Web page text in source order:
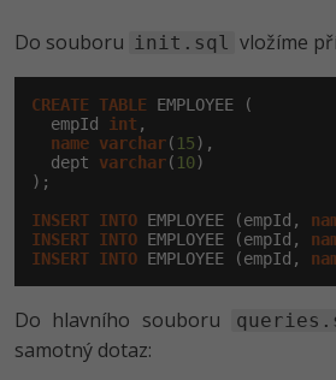
Do souboru init.sql vložíme
CREATE TABLE EMPLOYEE (
  empId
int ,
name varchar( 15),
  dept
varchar( 10)
);
INSERT INTO EMPLOYEE (empId,
INSERT INTO EMPLOYEE (empId,
INSERT INTO EMPLOYEE (empId,
Do hlavního souboru
samotný dotaz: